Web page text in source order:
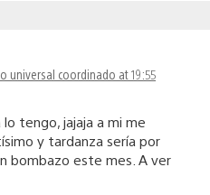
universal coordinado at 19:55
tengo, jajaja a mi me
y tardanza sería por
bombazo este mes. A ver